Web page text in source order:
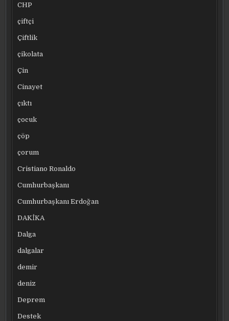
CHP
çiftçi
Çiftlik
çikolata
Çin
Cinayet
çıktı
çocuk
çöp
çorum
Cristiano Ronaldo
Cumhurbaşkanı
Cumhurbaşkanı Erdoğan
DAKİKA
Dalga
dalgalar
demir
deniz
Deprem
Destek